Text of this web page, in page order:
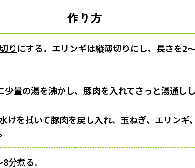
作り方
りにする。エリンギは縦薄切りにし、長さを2
量の湯を沸かし、豚肉を入れてさっと湯通し
けを拭いて豚肉を戻し入れ、玉ねぎ、エリンギ
分煮る。